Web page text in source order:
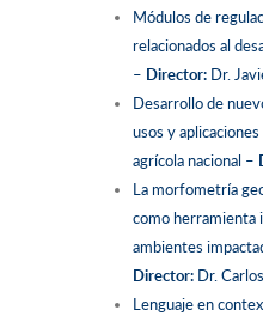
Módulos de
relacionados al
– Director: Dr.
Desarrollo de
usos y
agrícola nacional –
La morfometría
como herramienta
ambientes
Director: Dr.
Lenguaje en